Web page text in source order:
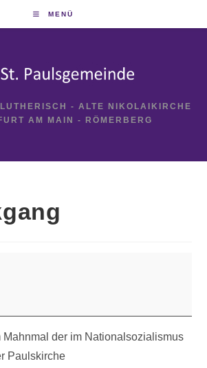
MENÜ
- ALTE NIKOLAIKIRCHE
AM MAIN - RÖMERBERG
Mahnmal der im Nationalsozialismus
Paulskirche